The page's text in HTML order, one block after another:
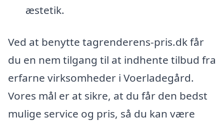
æstetik.
Ved at benytte tagrenderens-pris.dk får
du en nem tilgang til at indhente tilbud fra
erfarne virksomheder i Voerladegård.
Vores mål er at sikre, at du får den bedst
mulige service og pris, så du kan være